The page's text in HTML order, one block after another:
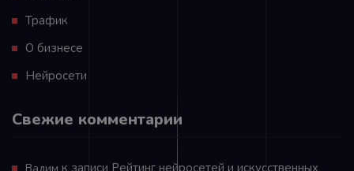
Трафик
О бизнесе
Нейросети
Свежие комментарии
к записи Рейтинг нейросетей и искусственных